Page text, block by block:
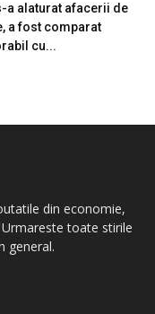
a alaturat afacerii de
a fost comparat
cu...
din economie,
toate stirile
general.